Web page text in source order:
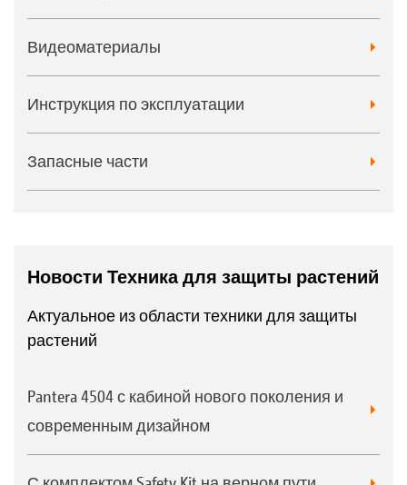
Видеоматериалы
Инструкция по эксплуатации
Запасные части
Новости Техника для защиты растений
Актуальное из области техники для защиты
растений
Pantera 4504 с кабиной нового поколения и
современным дизайном